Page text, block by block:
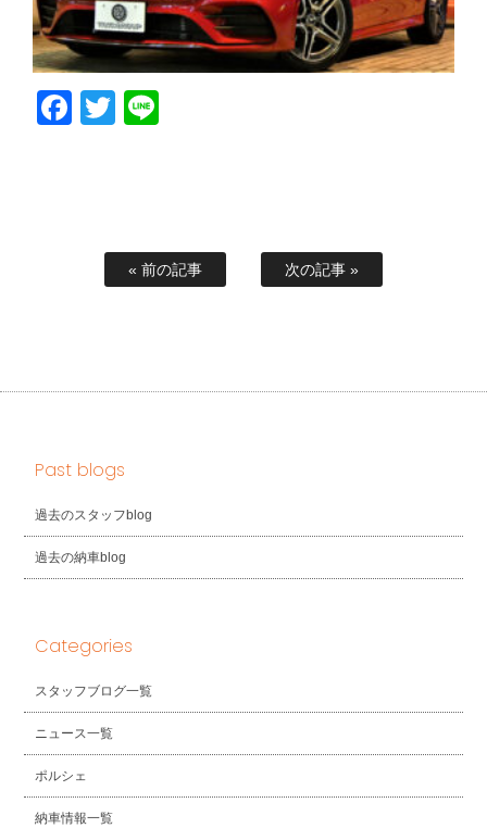
Facebook
Twitter
« 前の記事 次の記事 »
Past blogs
過去のスタッフblog
過去の納車blog
Categories
スタッフブログ一覧
ニュース一覧
ポルシェ
納車情報一覧